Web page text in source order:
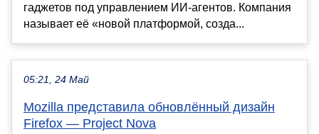
гаджетов под управлением ИИ-агентов. Компания
называет её «новой платформой, созда...
05:21, 24 Май
Mozilla представила обновлённый дизайн
Firefox — Project Nova